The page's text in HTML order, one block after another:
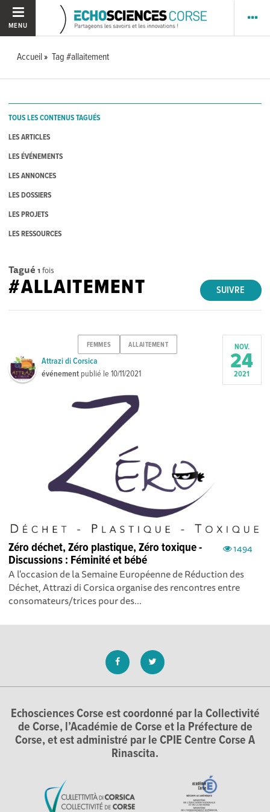
MENU
Accueil Tag #allaitement
TOUS LES CONTENUS TAGUÉS
LES ARTICLES
LES ÉVÉNEMENTS
LES ANNONCES
LES DOSSIERS
LES PROJETS
LES RESSOURCES
Tagué 1 fois
SUIVRE
#ALLAITEMENT
FEMMES ALLAITEMENT
Attrazi di Corsica
événement publié le10/11/2021
NOV.
24
2021
1494
Zéro déchet, Zéro plastique, Zéro toxique -
Discussions : Féminité et bébé
A l'occasion de la Semaine Européenne de Réduction des
Déchet, Attrazi di Corsica organise des rencontres entre
consomateurs/trices pour des...
Echosciences Corse est coordonné par la Collectivité
de Corse, l’Académie de Corse et la Préfecture de
Corse, et est administré par le CPIE Centre Corse A
Rinascita.